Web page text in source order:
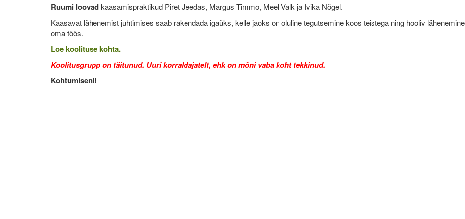
Ruumi loovadkaasamispraktikud Piret Jeedas, Margus Timmo, Meel Valk ja Ivika Nõgel.
Kaasavat lähenemist juhtimises saab rakendada igaüks, kelle jaoks on oluline tegutsemine koos teistega ning hooliv lähenemine
oma töös.
Loe koolituse kohta.
Koolitusgrupp on täitunud. Uuri korraldajatelt, ehk on mõni vaba koht tekkinud.
Kohtumiseni!